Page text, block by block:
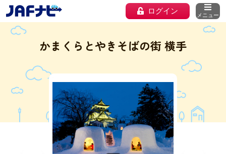
ログイン メニュー
かまくらとやきそばの街 横手